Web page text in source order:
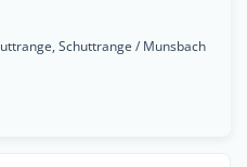
Schuttrange / Munsbach